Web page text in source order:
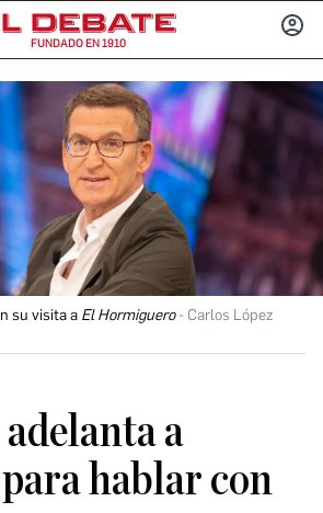
FUNDADO EN 1910
su visita a El Hormiguero
Carlos López
adelanta a
hablar con